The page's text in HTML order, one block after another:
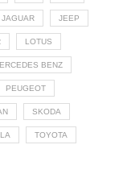
JAGUAR JEEP
LOTUS
BENZ
PEUGEOT
SKODA
TOYOTA